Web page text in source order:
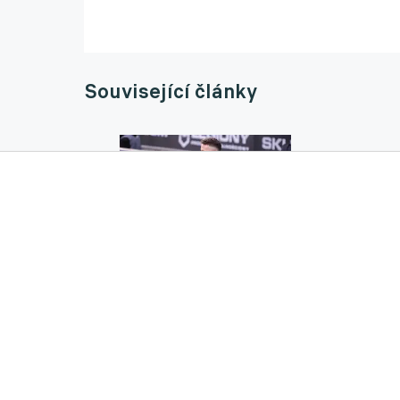
Související články